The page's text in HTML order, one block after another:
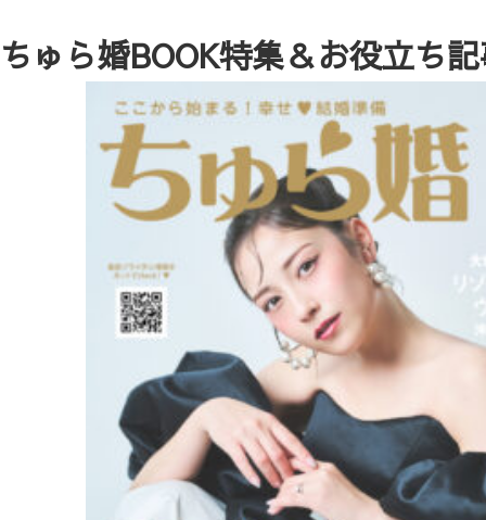
ちゅら婚BOOK特集＆お役立ち